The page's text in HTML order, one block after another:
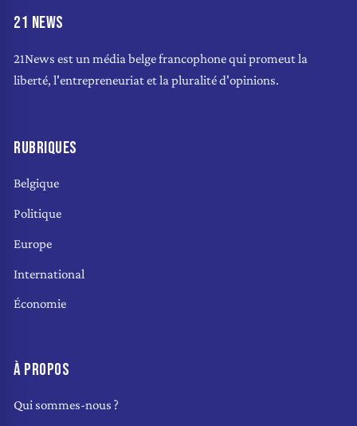
21 NEWS
21News est un média belge francophone qui promeut la
liberté, l'entrepreneuriat et la pluralité d'opinions.
RUBRIQUES
Belgique
Politique
Europe
International
Économie
À PROPOS
Qui sommes-nous ?